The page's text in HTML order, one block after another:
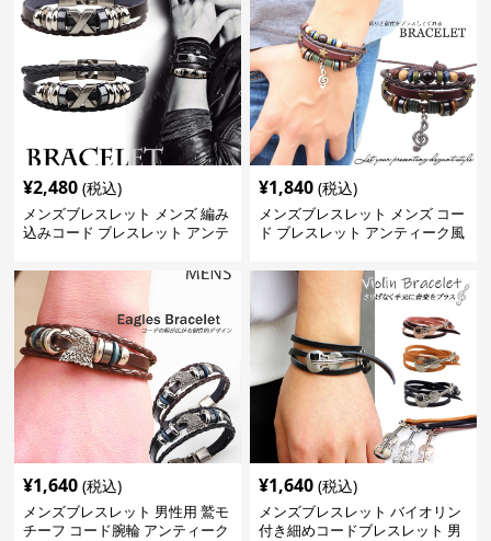
¥2,480 (税込)
メンズブレスレット メンズ 編み
込みコード ブレスレット アンテ
¥1,840 (税込)
メンズブレスレット メンズ コー
ド ブレスレット アンティーク風
¥1,640 (税込)
メンズブレスレット 男性用 鷲モ
チーフ コード腕輪 アンティーク
¥1,640 (税込)
メンズブレスレット バイオリン
付き細めコードブレスレット 男